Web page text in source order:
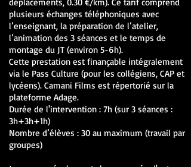
plusieurs échanges téléphoniques avec
l’enseignant, la préparation de l’atelier,
l’animation des 3 séances et le temps de
montage du JT (environ 5-6h).
Cette prestation est finançable intégralement
via le Pass Culture (pour les collégiens, CAP et
lycéens). Camani Films est répertorié sur la
plateforme Adage.
Durée de l'intervention : 7h (sur 3 séances :
3h+3h+1h)
Nombre d’élèves : 30 au maximum (travail par
groupes)